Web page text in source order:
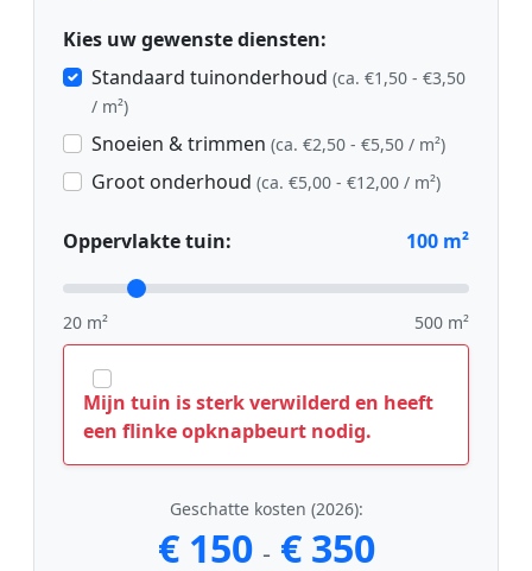
Kies uw gewenste diensten:
Standaard tuinonderhoud (ca. €1,50 - €3,50
/ m²)
Snoeien & trimmen (ca. €2,50 - €5,50 / m²)
Groot onderhoud (ca. €5,00 - €12,00 / m²)
Oppervlakte tuin: 100 m²
20 m² 500 m²
Mijn tuin is sterk verwilderd en heeft
een flinke opknapbeurt nodig.
Geschatte kosten (2026):
€ 150 - € 350